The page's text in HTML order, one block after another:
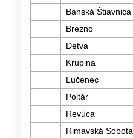
Banská Štiavnica
Brezno
Detva
Krupina
Lučenec
Poltár
Revúca
Rimavská Sobota